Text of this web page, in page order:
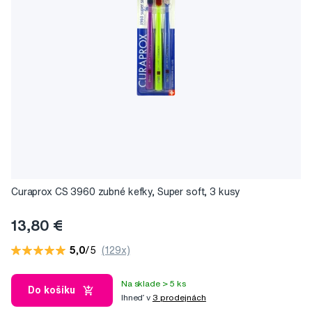
Curaprox CS 3960 zubné kefky, Super soft, 3 kusy
13,80 €
5,0/5 (129x)
Do košíku
Na sklade > 5 ks
Ihneď v 3 prodejnách